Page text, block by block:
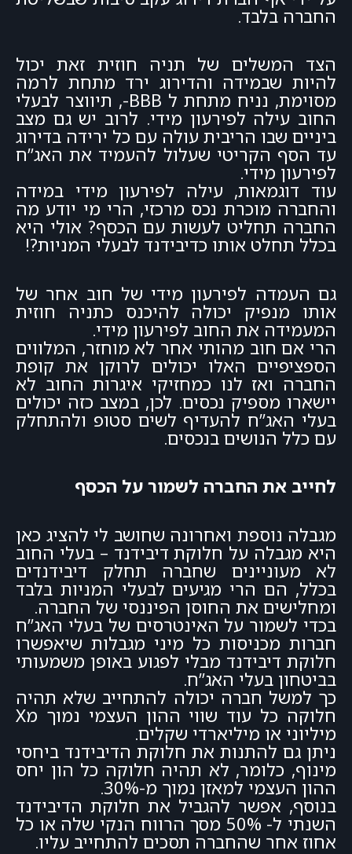
החברה בלבד.
הצד המשלים של תניה חוזית זאת יכול
להיות שבמידה והדירוג ירד מתחת לרמה
מסוימת, נניח מתחת ל BBB-, תיווצר לבעלי
החוב עילה לפירעון מידי. לרוב יש גם מצב
ביניים שבו הריבית עולה עם כל ירידה בדירוג
עד הסף הקריטי שעלול להעמיד את האג”ח
לפירעון מידי.
עוד דוגמאות, עילה לפירעון מידי במידה
והחברה מוכרת נכס מרכזי, הרי מי יודע מה
החברה תחליט לעשות עם הכסף? אולי היא
בכלל תחלט אותו כדיבידנד לבעלי המניות?!
גם העמדה לפירעון מידי של חוב אחר של
אותו מנפיק יכולה להיכנס כתניה חוזית
המעמידה את החוב לפירעון מידי.
הרי אם חוב מהותי אחר לא מוחזר, המלווים
הספציפיים האלו יכולים לרוקן את קופת
החברה ואז לנו כמחזיקי איגרות החוב לא
יישארו מספיק נכסים. לכן, במצב כזה יכולים
בעלי האג”ח להעדיף לשים סטופ ולהתחלק
עם כלל הנושים בנכסים.
לחייב את החברה לשמור על הכסף
מגבלה נוספת ואחרונה שחושב לי להציג כאן
היא מגבלה על חלוקת דיבידנד – בעלי החוב
לא מעוניינים שחברה תחלק דיבידנדים
בכלל, הם הרי מגיעים לבעלי המניות בלבד
ומחלישים את החוסן הפיננסי של החברה.
בכדי לשמור על האינטרסים של בעלי האג”ח
חברות מכניסות כל מיני מגבלות שיאפשרו
חלוקת דיבידנד מבלי לפגוע באופן משמעותי
בביטחון בעלי האג”ח.
כך למשל חברה יכולה להתחייב שלא תהיה
חלוקה כל עוד שווי ההון העצמי נמוך מX
מיליוני או מיליארדי שקלים.
ניתן גם להתנות את חלוקת הדיבידנד ביחסי
מינוף, כלומר, לא תהיה חלוקה כל הון יחס
ההון העצמי למאזן נמוך מ-30%.
בנוסף, אפשר להגביל את חלוקת הדיבידנד
השנתי ל- 50% מסך הרווח הנקי שלה או כל
אחוז אחר שהחברה תסכים להתחייב עליו.